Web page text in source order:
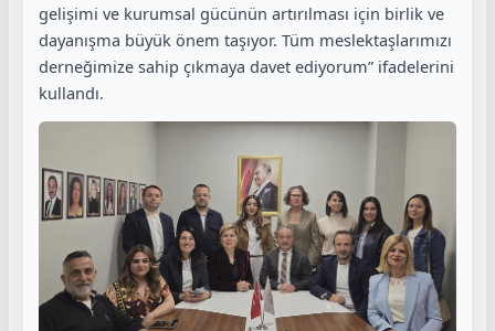
gelişimi ve kurumsal gücünün artırılması için birlik ve
dayanışma büyük önem taşıyor. Tüm meslektaşlarımızı
derneğimize sahip çıkmaya davet ediyorum” ifadelerini
kullandı.